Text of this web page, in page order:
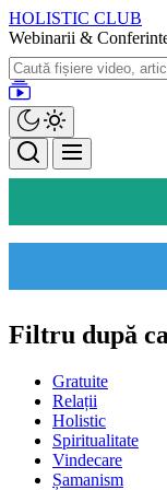
Skip
to
the
content
HOLISTIC CLUB
Webinarii &
Filtru după
Gratuite
Relații
Holistic
Spiritualitate
Vindecare
Șamanism